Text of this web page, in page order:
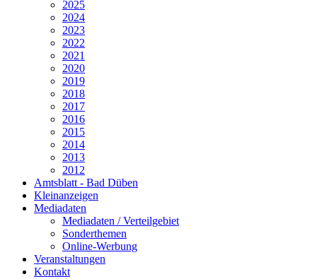
2025
2024
2023
2022
2021
2020
2019
2018
2017
2016
2015
2014
2013
2012
Amtsblatt - Bad Düben
Kleinanzeigen
Mediadaten
Mediadaten / Verteilgebiet
Sonderthemen
Online-Werbung
Veranstaltungen
Kontakt